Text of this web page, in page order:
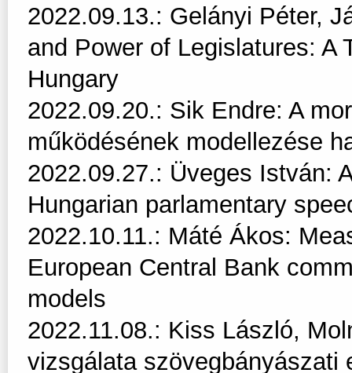
2022.09.13.: Gelányi Péter,
and Power of Legislatures: A
Hungary
2022.09.20.: Sik Endre: A
működésének modellezése
2022.09.27.: Üveges István:
Hungarian parlamentary
2022.10.11.: Máté Ákos:
European Central Bank
models
2022.11.08.: Kiss László,
vizsgálata szövegbányászati